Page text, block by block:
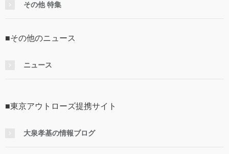
その他 特集
■その他のニュース
ニュース
■東京アウトローズ提携サイト
大泉孝基の情報ブログ